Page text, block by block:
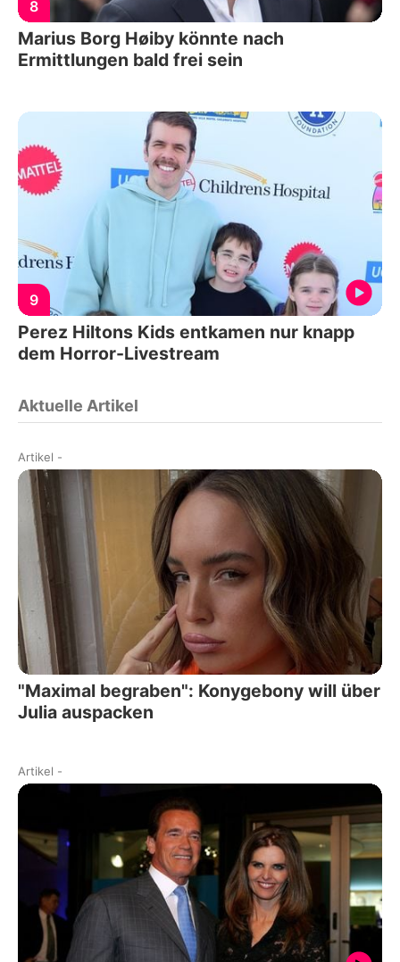
8
Marius Borg Høiby könnte nach
Ermittlungen bald frei sein
9
Perez Hiltons Kids entkamen nur knapp
dem Horror-Livestream
Aktuelle Artikel
Artikel -
"Maximal begraben": Konygebony will über
Julia auspacken
Artikel -